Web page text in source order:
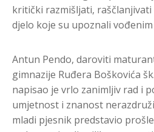
kritički razmišljati,
djelo koje su upoznali
Antun Pendo, daroviti
gimnazije Ruđera Boškovića
napisao je vrlo zanimljiv rad i
umjetnost i znanost
mladi pjesnik predstavio